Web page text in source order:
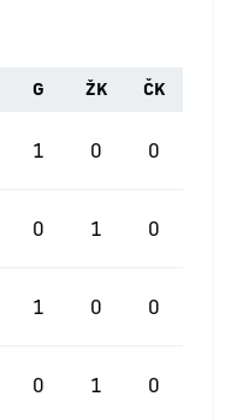
G ŽK ČK
1 0 0
0 1 0
1 0 0
0 1 0